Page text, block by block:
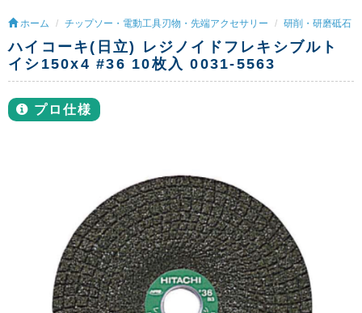
ホーム チップソー・電動工具刃物・先端アクセサリー 研削・研磨砥石
ハイコーキ(日立) レジノイドフレキシブルト
イシ150x4 #36 10枚入 0031-5563
プロ仕様